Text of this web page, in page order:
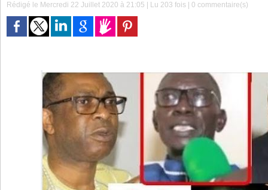
Rédigé le Mercredi 22 Juillet 2020 à 21:05 | Lu 203 fois |0 commentaire(s)